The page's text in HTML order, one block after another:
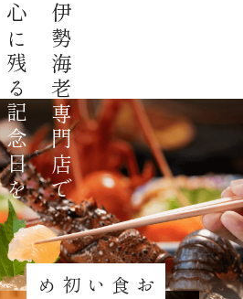
伊勢海老
専門店で
心に残る
記念日を
お食い初め